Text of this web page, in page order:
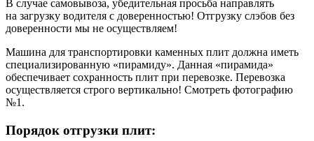
В случае самовывоза, убедительная просьба направлять
на загрузку водителя с доверенностью! Отгрузку слэбов без
доверенности мы не осуществляем!
Машина для транспортировки каменных плит должна иметь
специализированную «пирамиду». Данная «пирамида»
обеспечивает сохранность плит при перевозке. Перевозка
осуществляется строго вертикально! Смотреть фотографию
№1.
Порядок отгрузки плит: